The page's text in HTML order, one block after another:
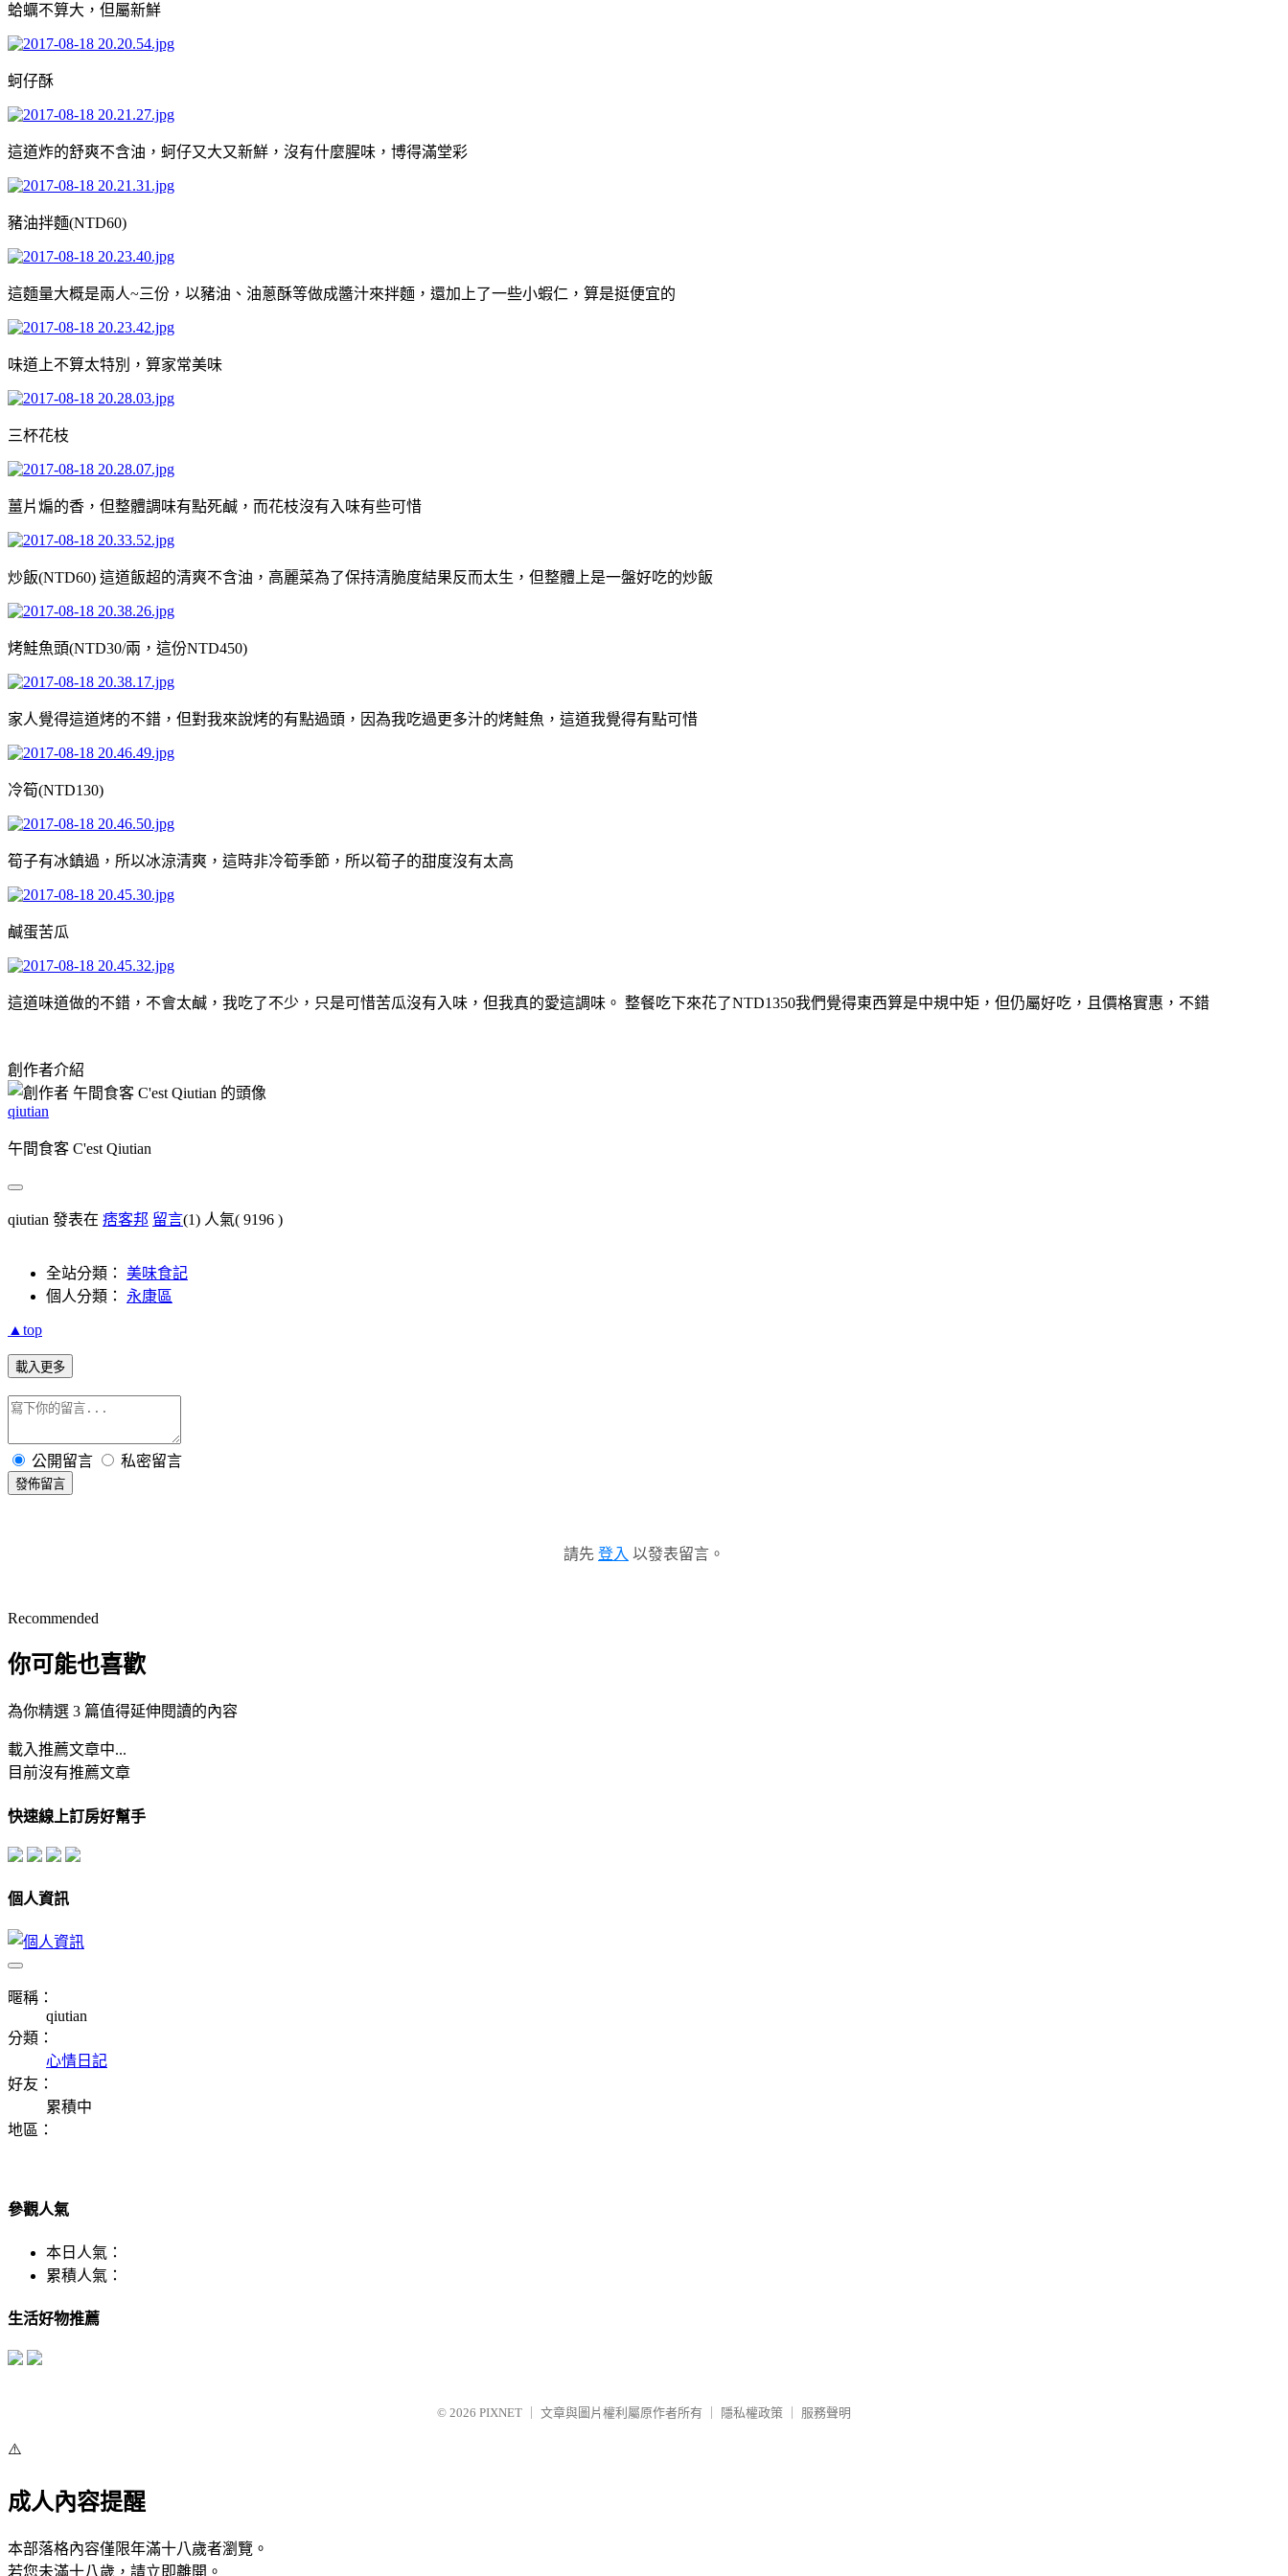
蛤蠣不算大，但屬新鮮
蚵仔酥
這道炸的舒爽不含油，蚵仔又大又新鮮，沒有什麼腥味，博得滿堂彩
豬油拌麵(NTD60)
這麵量大概是兩人~三份，以豬油、油蔥酥等做成醬汁來拌麵，還加上了一些小蝦仁，算是挺便宜的
味道上不算太特別，算家常美味
三杯花枝
薑片煸的香，但整體調味有點死鹹，而花枝沒有入味有些可惜
炒飯(NTD60) 這道飯超的清爽不含油，高麗菜為了保持清脆度結果反而太生，但整體上是一盤好吃的炒飯
烤鮭魚頭(NTD30/兩，這份NTD450)
家人覺得這道烤的不錯，但對我來說烤的有點過頭，因為我吃過更多汁的烤鮭魚，這道我覺得有點可惜
冷筍(NTD130)
筍子有冰鎮過，所以冰涼清爽，這時非冷筍季節，所以筍子的甜度沒有太高
鹹蛋苦瓜
這道味道做的不錯，不會太鹹，我吃了不少，只是可惜苦瓜沒有入味，但我真的愛這調味。 整餐吃下來花了NTD1350我們覺得東西算是中規中矩，但仍屬好吃，且價格實惠，不錯
創作者介紹
qiutian
午間食客 C'est Qiutian
qiutian 發表在 痞客邦 留言(1) 人氣( 9196 )
全站分類： 美味食記
個人分類： 永康區
▲top
載入更多
公開留言 私密留言
發佈留言
請先 登入 以發表留言。
Recommended
你可能也喜歡
為你精選 3 篇值得延伸閱讀的內容
載入推薦文章中...
目前沒有推薦文章
快速線上訂房好幫手
個人資訊
暱稱：
qiutian
分類：
心情日記
好友：
累積中
地區：
參觀人氣
本日人氣：
累積人氣：
生活好物推薦
© 2026 PIXNET 文章與圖片權利屬原作者所有 隱私權政策 服務聲明
⚠️
成人內容提醒
本部落格內容僅限年滿十八歲者瀏覽。
若您未滿十八歲，請立即離開。